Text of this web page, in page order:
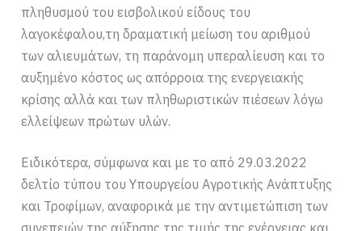
πληθυσμού του εισβολικού είδους του
λαγοκέφαλου,τη δραματική μείωση του αριθμού
των αλιευμάτων, τη παράνομη υπεραλίευση και το
αυξημένο κόστος ως απόρροια της ενεργειακής
κρίσης αλλά και των πληθωριστικών πιέσεων λόγω
ελλείψεων πρώτων υλών.
Ειδικότερα, σύμφωνα και με το από 29.03.2022
δελτίο τύπου του Υπουργείου Αγροτικής Ανάπτυξης
και Τροφίμων, αναφορικά με την αντιμετώπιση των